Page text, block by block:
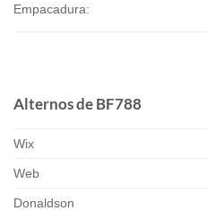
Empacadura:
Alternos de BF788
Wix
Web
Donaldson